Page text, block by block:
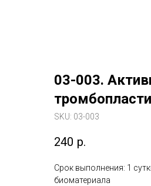
03-003.
SKU: 03-003
240 р.
Срок выполнения: 1
биоматериала